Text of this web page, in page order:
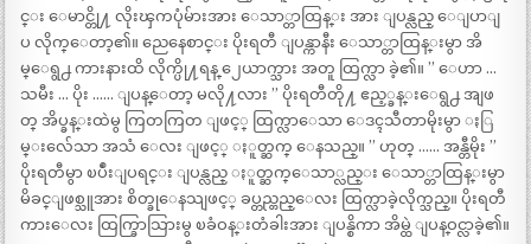
င္း ေမာင္တို႔ လိုးၾကပုံမ်ားအား ေသာ္တာထြန္း အား ျပန္လည္ ေျပာျ
ပ လိုက္ေတာ့၏။ ညေနေစာင္း ပိုးရတီ ျပန္ကာနီး ေသာ္တာထြန္းမွာ အိ
မ္ေရွ႕ ကားနားထိ လိုက္ပို႔ရန္ ၂ေယာက္သား အတူ ထြက္လာ ခဲ့၏။ ” ေဟာ …
သမီး … ပိုး …… ျပန္ေတာ့ မလို႔လား ” ပိုးရတီတို႔ ဧည့္ခန္းေရွ႕ အျဖ
တ္ အိပ္ခန္းထဲမွ ကြတကြတ ျဖင့္ ထြက္လာေသာ ေဒၚသီတာမိုးမွာ ႏြ
မ္းလ်ေသာ အသံ ေလး ျဖင့္ ႏူတ္ဆက္ ေနသည္။ ” ဟုတ္ …… အန္တီမိုး ”
ပိုးရတီမွာ ၿပဳံးျပရင္း ျပန္လည္ ႏူတ္ဆက္ေသာ္လည္း ေသာ္တာထြန္းမွာ
မိခင္ျဖစ္သူအား စိတ္ခုေနသျဖင့္ ခပ္တည္တည္ေလး ထြက္လာခဲ့လိုက္သည္။ ပိုးရတီ
ကားေလး ထြက္ခြာသြားမွ ၿခံဝန္းတံခါးအား ျပန္စိကာ အိမ္ထဲ ျပန္ဝင္လာခဲ့၏။